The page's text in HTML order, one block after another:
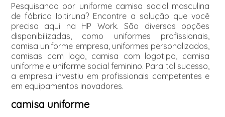
Pesquisando por uniforme camisa social masculina
de fábrica Ibitiruna? Encontre a solução que você
precisa aqui na HP Work. São diversas opções
disponibilizadas, como uniformes profissionais,
camisa uniforme empresa, uniformes personalizados,
camisas com logo, camisa com logotipo, camisa
uniforme e uniforme social feminino. Para tal sucesso,
a empresa investiu em profissionais competentes e
em equipamentos inovadores.
camisa uniforme